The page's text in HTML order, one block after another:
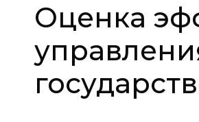
Оценка